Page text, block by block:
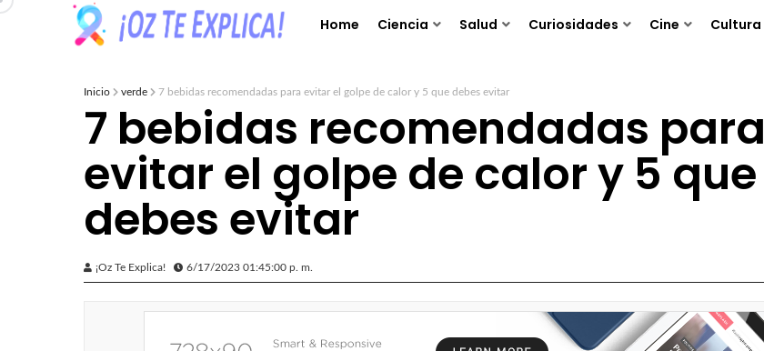
Home Ciencia Salud Curiosidades Cine Cultura
Inicio verde 7 bebidas recomendadas para evitar el golpe de calor y 5 que debes evitar
7 bebidas recomendadas para
evitar el golpe de calor y 5 que
debes evitar
¡Oz Te Explica! 6/17/2023 01:45:00 p. m.